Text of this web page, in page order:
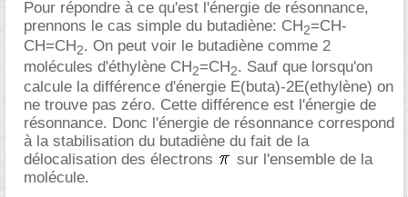
Pour répondre à ce qu'est l'énergie de résonnance,
prennons le cas simple du butadiène: CH2=CH-
CH=CH2. On peut voir le butadiène comme 2
molécules d'éthylène CH2=CH2. Sauf que lorsqu'on
calcule la différence d'énergie E(buta)-2E(ethylène) on
ne trouve pas zéro. Cette différence est l'énergie de
résonnance. Donc l'énergie de résonnance correspond
à la stabilisation du butadiène du fait de la
délocalisation des électrons
sur l'ensemble de la
molécule.